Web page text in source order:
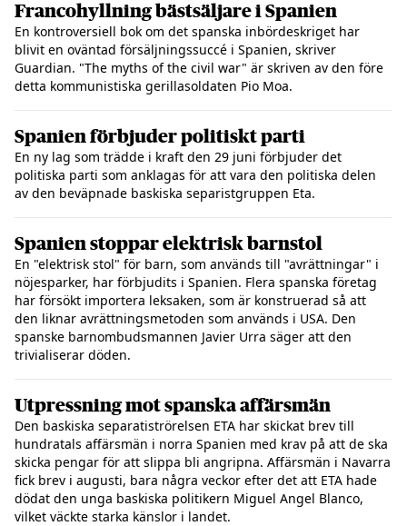
Francohyllning bästsäljare i Spanien
En kontroversiell bok om det spanska inbördeskriget har
blivit en oväntad försäljningssuccé i Spanien, skriver
Guardian. "The myths of the civil war" är skriven av den före
detta kommunistiska gerillasoldaten Pio Moa.
Spanien förbjuder politiskt parti
En ny lag som trädde i kraft den 29 juni förbjuder det
politiska parti som anklagas för att vara den politiska delen
av den beväpnade baskiska separistgruppen Eta.
Spanien stoppar elektrisk barnstol
En "elektrisk stol" för barn, som används till "avrättningar" i
nöjesparker, har förbjudits i Spanien. Flera spanska företag
har försökt importera leksaken, som är konstruerad så att
den liknar avrättningsmetoden som används i USA. Den
spanske barnombudsmannen Javier Urra säger att den
trivialiserar döden.
Utpressning mot spanska affärsmän
Den baskiska separatiströrelsen ETA har skickat brev till
hundratals affärsmän i norra Spanien med krav på att de ska
skicka pengar för att slippa bli angripna. Affärsmän i Navarra
fick brev i augusti, bara några veckor efter det att ETA hade
dödat den unga baskiska politikern Miguel Angel Blanco,
vilket väckte starka känslor i landet.